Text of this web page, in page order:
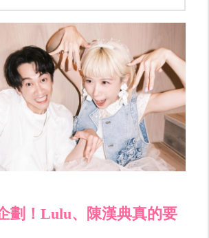
劃！Lulu、陳漢典真的要